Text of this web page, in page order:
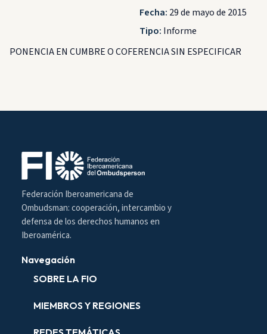
Fecha: 29 de mayo de 2015
Tipo: Informe
PONENCIA EN CUMBRE O COFERENCIA SIN ESPECIFICAR
Federación Iberoamericana de
Ombudsman: cooperación, intercambio y
defensa de los derechos humanos en
Iberoamérica.
Navegación
SOBRE LA FIO
MIEMBROS Y REGIONES